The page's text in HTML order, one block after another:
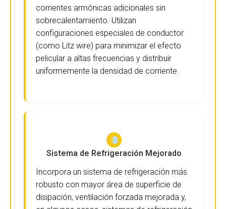
corrientes armónicas adicionales sin
sobrecalentamiento. Utilizan
configuraciones especiales de conductor
(como Litz wire) para minimizar el efecto
pelicular a altas frecuencias y distribuir
uniformemente la densidad de corriente.
Sistema de Refrigeración Mejorado
Incorpora un sistema de refrigeración más
robusto con mayor área de superficie de
disipación, ventilación forzada mejorada y,